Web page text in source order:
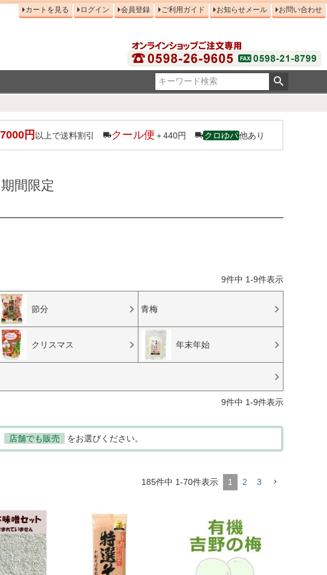
カートを見る ログイン 会員登録 ご利用ガイド お知らせメール お問い合わせ
7000円 以上で送料割引 クール便 ＋440円 クロゆパ他あり
間限定
9件中 1-9件表示
節分 青梅
クリスマス 年末年始
9件中 1-9件表示
店舗でも販売 をお選びください。
185件中 1-70件表示 1 2 3